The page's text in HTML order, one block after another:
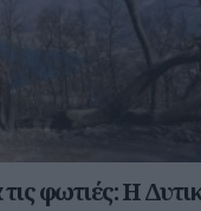
τις φωτιές: Η